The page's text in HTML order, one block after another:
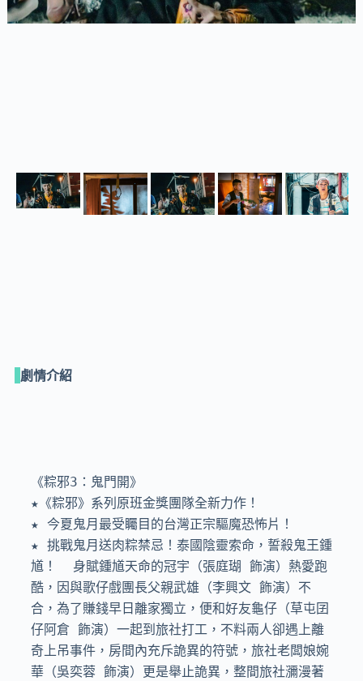
劇情介紹
《粽邪3：鬼門開》
★《粽邪》系列原班金獎團隊全新力作！
★ 今夏鬼月最受矚目的台灣正宗驅魔恐怖片！
★ 挑戰鬼月送肉粽禁忌！泰國陰靈索命，誓殺鬼王鍾
馗！  身賦鍾馗天命的冠宇（張庭瑚 飾演）熱愛跑
酷，因與歌仔戲團長父親武雄（李興文 飾演）不
合，為了賺錢早日離家獨立，便和好友龜仔（草屯囝
仔阿倉 飾演）一起到旅社打工，不料兩人卻遇上離
奇上吊事件，房間內充斥詭異的符號，旅社老闆娘婉
華（吳奕蓉 飾演）更是舉止詭異，整間旅社瀰漫著